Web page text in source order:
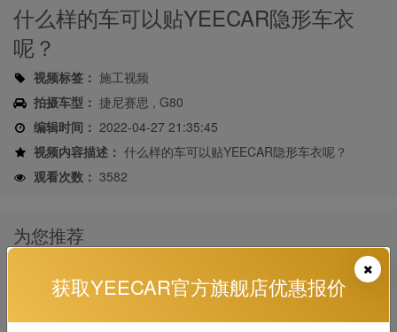
什么样的车可以贴YEECAR隐形车衣
呢？
视频标签： 施工视频
拍摄车型： 捷尼赛思 , G80
编辑时间： 2022-04-27 21:35:45
视频内容描述： 什么样的车可以贴YEECAR隐形车衣呢？
观看次数： 3582
为您推荐
豪华轿跑帕拉梅拉贴YEECAR隐形车衣
保时捷 , panamera 施工视频, 漆面保护膜
2020-08-06 18:49:40
获取YEECAR官方旗舰店优惠报价